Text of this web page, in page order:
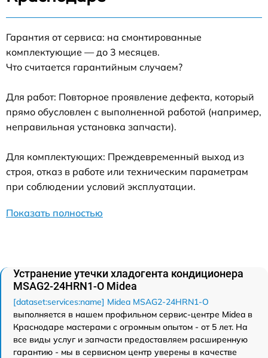
Гарантия от сервиса: на смонтированные
комплектующие — до 3 месяцев.
Что считается гарантийным случаем?
Для работ: Повторное проявление дефекта, который
прямо обусловлен с выполненной работой (например,
неправильная установка запчасти).
Для комплектующих: Преждевременный выход из
строя, отказ в работе или техническим параметрам
при соблюдении условий эксплуатации.
Показать полностью
Устранение утечки хладогента кондиционера
MSAG2-24HRN1-O Midea
[dataset:services:name] Midea MSAG2-24HRN1-O
выполняется в нашем профильном сервис-центре Midea в
Краснодаре мастерами с огромным опытом - от 5 лет. На
все виды услуг и запчасти предоставляем расширенную
гарантию - мы в сервисном центр уверены в качестве